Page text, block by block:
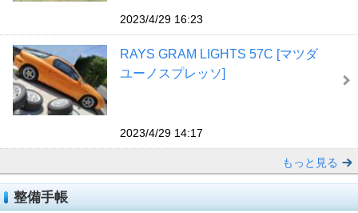
2023/4/29 16:23
RAYS GRAM LIGHTS 57C [マツダ
ユーノスプレッソ]
2023/4/29 14:17
もっと見る
整備手帳